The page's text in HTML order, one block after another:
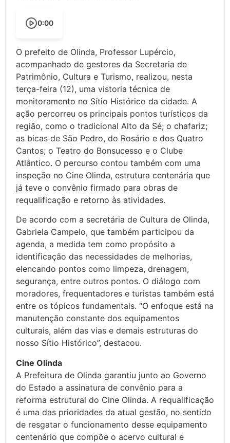
0:00
O prefeito de Olinda, Professor Lupércio,
acompanhado de gestores da Secretaria de
Patrimônio, Cultura e Turismo, realizou, nesta
terça-feira (12), uma vistoria técnica de
monitoramento no Sítio Histórico da cidade. A
ação percorreu os principais pontos turísticos da
região, como o tradicional Alto da Sé; o chafariz;
as bicas de São Pedro, do Rosário e dos Quatro
Cantos; o Teatro do Bonsucesso e o Clube
Atlântico. O percurso contou também com uma
inspeção no Cine Olinda, estrutura centenária que
já teve o convênio firmado para obras de
requalificação e retorno às atividades.
De acordo com a secretária de Cultura de Olinda,
Gabriela Campelo, que também participou da
agenda, a medida tem como propósito a
identificação das necessidades de melhorias,
elencando pontos como limpeza, drenagem,
segurança, entre outros pontos. O diálogo com
moradores, frequentadores e turistas também está
entre os tópicos fundamentais. “O enfoque está na
manutenção constante dos equipamentos
culturais, além das vias e demais estruturas do
nosso Sítio Histórico”, destacou.
Cine Olinda
A Prefeitura de Olinda garantiu junto ao Governo
do Estado a assinatura de convênio para a
reforma estrutural do Cine Olinda. A requalificação
é uma das prioridades da atual gestão, no sentido
de resgatar o funcionamento desse equipamento
centenário que compõe o acervo cultural e